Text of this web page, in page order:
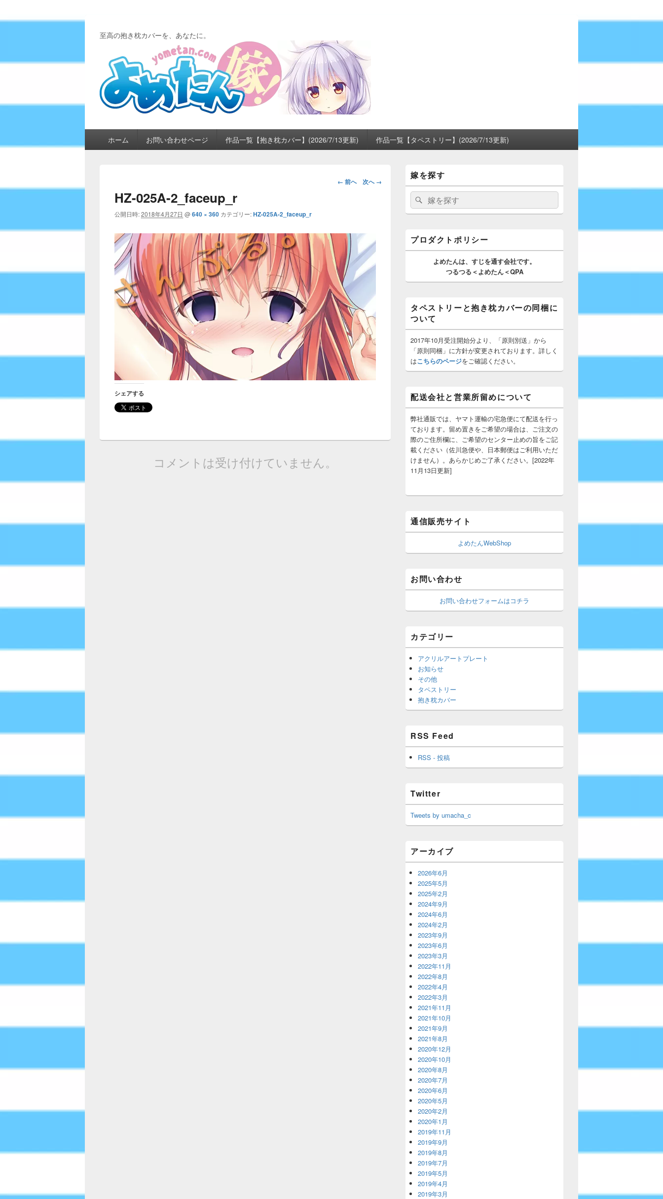
至高の抱き枕カバーを、あなたに。
イ
ュ
ホーム お問い合わせページ 作品一覧【抱き枕カバー】(2026/7/13更新) 作品一覧【タペストリー】(2026/7/13更新)
画
ー
ョ
ン
← 前へ 次へ →
HZ-025A-2_faceup_r
公開日時:2018年4月27日 @640 × 360 カテゴリー:HZ-025A-2_faceup_r
シェアする
コメントは受け付けていません。
イ
ン
サ
ド
ウ
ィ
ト
ア
嫁を探す
検
索:
検
索
プロダクトポリシー
よめたんは、 すじを通す会社です。
つるつる＜よめたん＜QPA
タペストリーと抱き枕カバーの同梱に
ついて
2017年10月受注開始分より、「原則別送」から
「原則同梱」に方針が変更されております。詳しく
はこちらのページをご確認ください。
配送会社と営業所留めについて
弊社通販では、ヤマト運輸の宅急便にて配送を行っ
ております。留め置きをご希望の場合は、ご注文の
際のご住所欄に、ご希望のセンター止めの旨をご記
載ください（佐川急便や、日本郵便はご利用いただ
けません）。あらかじめご了承ください。[2022年
11月13日更新]
通信販売サイト
よめたんWebShop
お問い合わせ
お問い合わせフォームはコチラ
カテゴリー
アクリルアートプレート
お知らせ
その他
タペストリー
抱き枕カバー
RSS Feed
RSS - 投稿
Twitter
Tweets by umacha_c
アーカイブ
2026年6月
2025年5月
2025年2月
2024年9月
2024年6月
2024年2月
2023年9月
2023年6月
2023年3月
2022年11月
2022年8月
2022年4月
2022年3月
2021年11月
2021年10月
2021年9月
2021年8月
2020年12月
2020年10月
2020年8月
2020年7月
2020年6月
2020年5月
2020年2月
2020年1月
2019年11月
2019年9月
2019年8月
2019年7月
2019年5月
2019年4月
2019年3月